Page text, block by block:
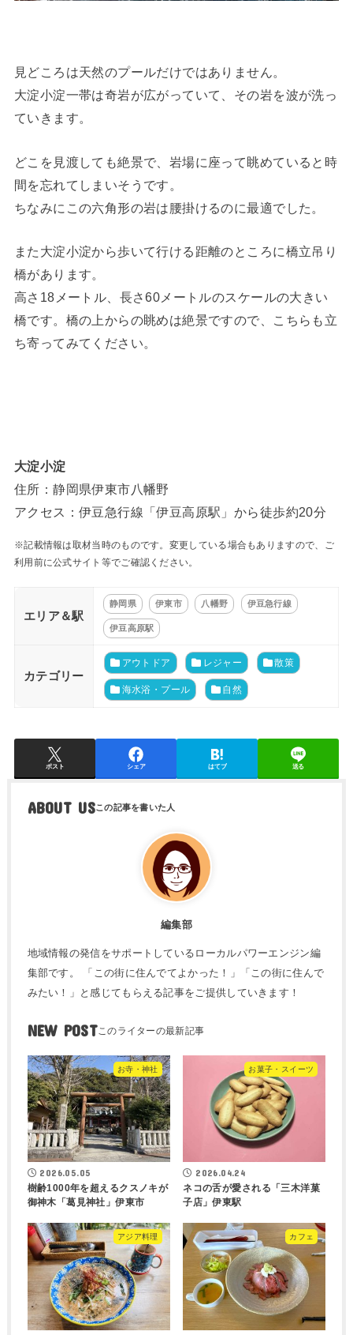
見どころは天然のプールだけではありません。
大淀小淀一帯は奇岩が広がっていて、その岩を波が洗っ
ていきます。
どこを見渡しても絶景で、岩場に座って眺めていると時
間を忘れてしまいそうです。
ちなみにこの六角形の岩は腰掛けるのに最適でした。
また大淀小淀から歩いて行ける距離のところに橋立吊り
橋があります。
高さ18メートル、長さ60メートルのスケールの大きい
橋です。橋の上からの眺めは絶景ですので、こちらも立
ち寄ってみてください。
大淀小淀
住所：静岡県伊東市八幡野
アクセス：伊豆急行線「伊豆高原駅」から徒歩約20分
※記載情報は取材当時のものです。変更している場合もありますので、ご
利用前に公式サイト等でご確認ください。
エリア＆駅
静岡県 伊東市 八幡野 伊豆急行線
伊豆高原駅
カテゴリー
アウトドア レジャー 散策
海水浴・プール 自然
ポスト シェア はてブ 送る
ABOUT US
編集部
地域情報の発信をサポートしているローカルパワーエンジン編
集部です。 「この街に住んでてよかった！」「この街に住んで
みたい！」と感じてもらえる記事をご提供していきます！
NEW POST
お寺・神社
2026.05.05
樹齢1000年を超えるクスノキが
御神木「葛見神社」伊東市
お菓子・スイーツ
2026.04.24
ネコの舌が愛される「三木洋菓
子店」伊東駅
アジア料理 カフェ